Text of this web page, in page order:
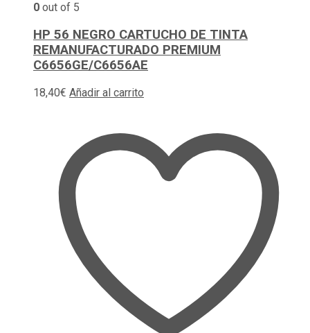
0 out of 5
HP 56 NEGRO CARTUCHO DE TINTA
REMANUFACTURADO PREMIUM
C6656GE/C6656AE
18,40€ Añadir al carrito